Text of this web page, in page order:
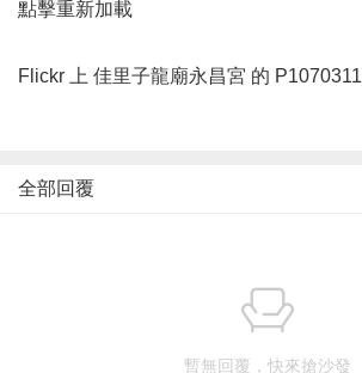
點擊重新加載
Flickr 上 佳里子龍廟永昌宮 的 P1070311
全部回覆
暫無回覆，快來搶沙發